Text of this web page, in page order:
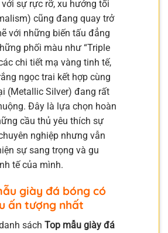
sự rực rỡ, xu hướng tối
cũng đang quay trở
với những biến tấu đẳng
phối màu như “Triple
chi tiết mạ vàng tinh tế,
ngọc trai kết hợp cùng
(Metallic Silver) đang rất
Đây là lựa chọn hoàn
cầu thủ yêu thích sự
nghiệp nhưng vẫn
sự sang trọng và gu
tế của mình.
giày đá bóng có
ấn tượng nhất
sách Top mẫu giày đá